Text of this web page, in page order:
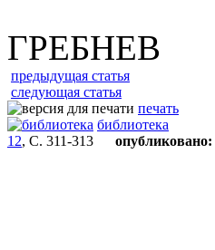
ГРЕБНЕВ
предыдущая статья
следующая статья
печать
библиотека
12, С. 311-313 опубликовано: